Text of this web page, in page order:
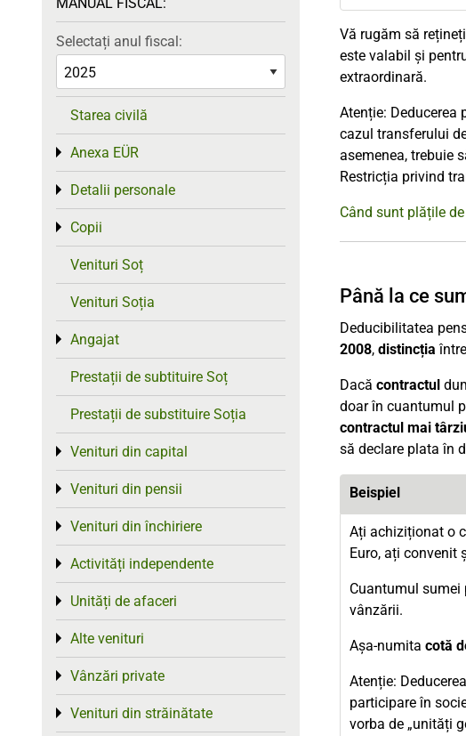
Vă rugăm să
este valabil și
extraordinară.
Atenție: Deducerea
cazul transferului
asemenea, trebuie
Restricția privind
Când sunt plățile
Până la ce
Deducibilitatea
2008, distincția
Dacă contractul
doar în cuantumul
contractul mai
să declare plata în
Beispiel
Ați achiziționat o
Euro, ați convenit
Cuantumul sumei
vânzării.
Așa-numita cotă
Atenție:
participare în
vorba de „unități
Selectați anul fiscal:
Starea civilă
Anexa EÜR
Toggle menu
Detalii personale
Toggle menu
Copii
Toggle menu
Venituri Soț
Venituri Soția
Angajat
Toggle menu
Prestații de subtituire Soț
Prestații de substituire Soția
Venituri din capital
Toggle menu
Venituri din pensii
Toggle menu
Venituri din închiriere
Toggle menu
Activități independente
Toggle menu
Unități de afaceri
Toggle menu
Alte venituri
Toggle menu
Vânzări private
Toggle menu
Venituri din străinătate
Toggle menu